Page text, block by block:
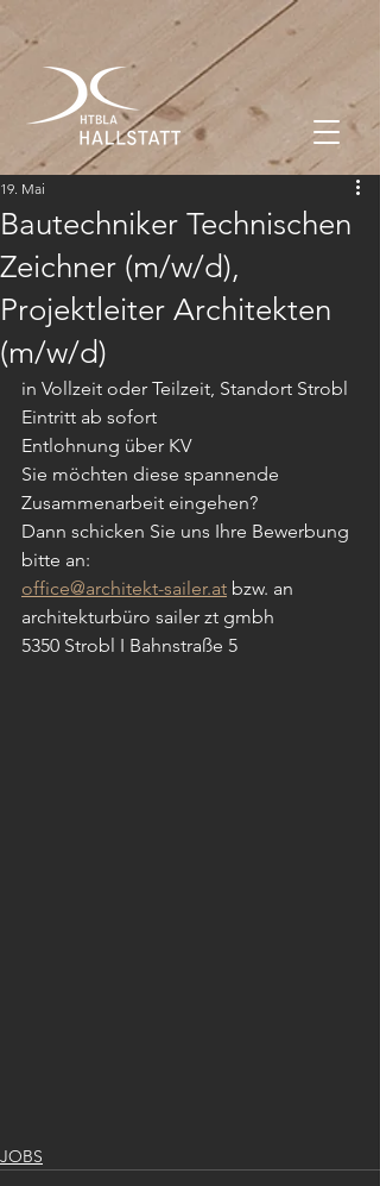
Bautechniker Technischen
Zeichner (m/w/d),
Projektleiter Architekten
(m/w/d)
19. Mai
in Vollzeit oder Teilzeit, Standort Strobl
Eintritt ab sofort
Entlohnung über KV
Sie möchten diese spannende
Zusammenarbeit eingehen?
Dann schicken Sie uns Ihre Bewerbung
bitte an:
office@architekt-sailer.at bzw. an
architekturbüro sailer zt gmbh
5350 Strobl I Bahnstraße 5
JOBS